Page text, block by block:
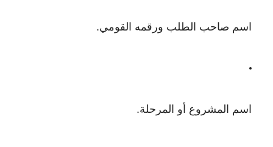
اسم صاحب الطلب ورقمه القومي.
اسم المشروع أو المرحلة.